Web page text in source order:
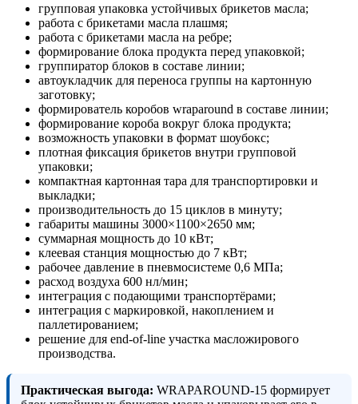
групповая упаковка устойчивых брикетов масла;
работа с брикетами масла плашмя;
работа с брикетами масла на ребре;
формирование блока продукта перед упаковкой;
группиратор блоков в составе линии;
автоукладчик для переноса группы на картонную
заготовку;
формирователь коробов wraparound в составе линии;
формирование короба вокруг блока продукта;
возможность упаковки в формат шоубокс;
плотная фиксация брикетов внутри групповой
упаковки;
компактная картонная тара для транспортировки и
выкладки;
производительность до 15 циклов в минуту;
габариты машины 3000×1100×2650 мм;
суммарная мощность до 10 кВт;
клеевая станция мощностью до 7 кВт;
рабочее давление в пневмосистеме 0,6 МПа;
расход воздуха 600 нл/мин;
интеграция с подающими транспортёрами;
интеграция с маркировкой, накоплением и
паллетированием;
решение для end-of-line участка масложирового
производства.
Практическая выгода: WRAPAROUND-15 формирует